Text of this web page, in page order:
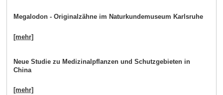
Megalodon - Originalzähne im Naturkundemuseum Karlsruhe
[mehr]
Neue Studie zu Medizinalpflanzen und Schutzgebieten in
China
[mehr]